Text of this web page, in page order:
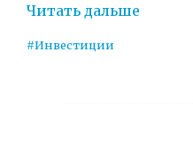
Читать дальше
#Инвестиции